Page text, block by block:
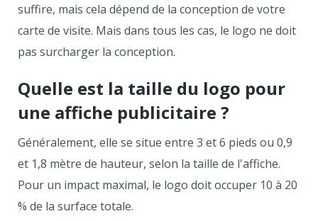
suffire, mais cela dépend de la conception de votre
carte de visite. Mais dans tous les cas, le logo ne doit
pas surcharger la conception.
Quelle est la taille du logo pour
une affiche publicitaire ?
Généralement, elle se situe entre 3 et 6 pieds ou 0,9
et 1,8 mètre de hauteur, selon la taille de l'affiche.
Pour un impact maximal, le logo doit occuper 10 à 20
% de la surface totale.